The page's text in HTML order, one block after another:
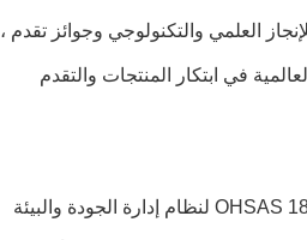
ووزارية وإقليمية للإنجاز العلمي والتكنولوجي وجوائز تقدم ،
العالمية في ابتكار المنتجات والتقدم
حصلت الشركة على شهادة ISO 9001: 2008 و ISO 14001: 2004 و OHSAS 18001: 2007 لنظام إدارة الجودة والبيئة